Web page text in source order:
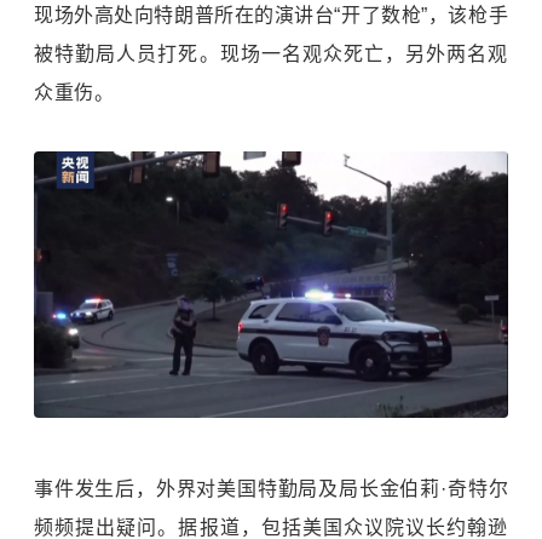
现场外高处向特朗普所在的演讲台“开了数枪”，该枪手
被特勤局人员打死。现场一名观众死亡，另外两名观
众重伤。
事件发生后，外界对美国特勤局及局长金伯莉·奇特尔
频频提出疑问。据报道，包括美国众议院议长约翰逊